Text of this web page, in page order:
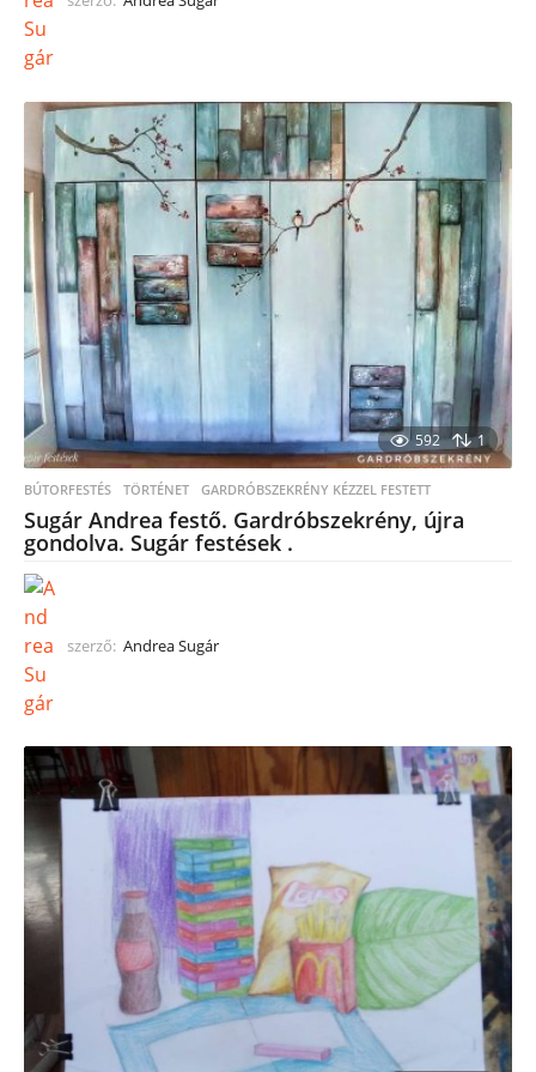
592 1
BÚTORFESTÉS TÖRTÉNET ,GARDRÓBSZEKRÉNY KÉZZEL FESTETT
Sugár Andrea festő. Gardróbszekrény, újra
gondolva. Sugár festések .
szerző: Andrea Sugár